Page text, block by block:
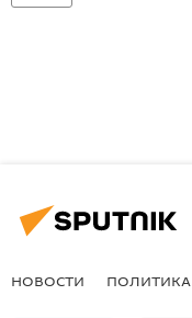
НОВОСТИ ПОЛИТИКА